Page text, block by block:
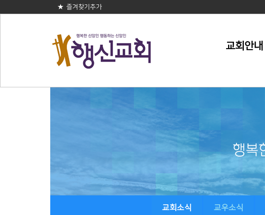
★ 즐겨찾기추가
교회안내
교회소식 교우소식